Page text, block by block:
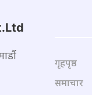
गृहपृष्ठ
समाचार